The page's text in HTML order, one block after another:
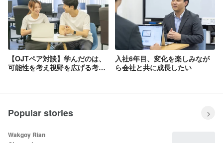
【OJTペア対談】学んだのは、
可能性を考え視野を広げる考え
入社6年目、変化を楽しみなが
ら会社と共に成長したい
Popular stories
Wakgoy Rian